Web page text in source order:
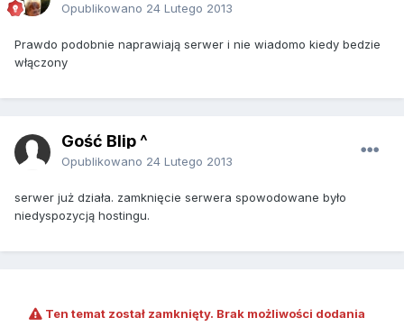
Opublikowano 24 Lutego 2013
Prawdo podobnie naprawiają serwer i nie wiadomo kiedy bedzie
włączony
Gość Blip ^
Opublikowano 24 Lutego 2013
serwer już działa. zamknięcie serwera spowodowane było
niedyspozycją hostingu.
Ten temat został zamknięty. Brak możliwości dodania